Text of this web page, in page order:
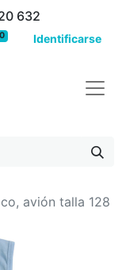
632
0 Identificarse
avión talla 128